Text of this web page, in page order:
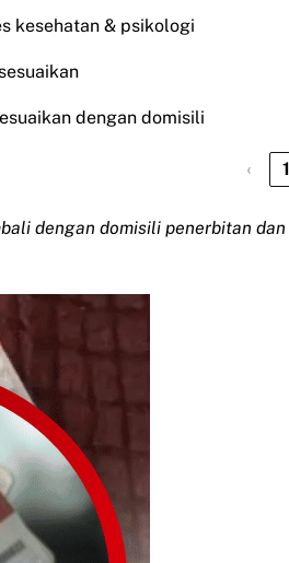
kesehatan & psikologi
dengan domisili
‹ 1
dengan domisili penerbitan dan